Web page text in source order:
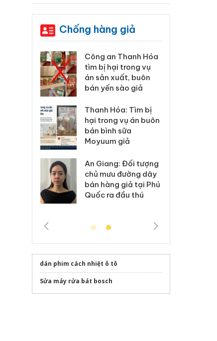
Chống hàng giả
Hóa
vụ
buôn
giả
Tìm bị
tượng
dây
tại Phú
thú
Lào Cai xử lý 83 vụ vi
phạm thương mại
trong tháng 7
Hưng Yên: Xử lý 6 hộ
kinh doanh bán hàng
giả mạo nhãn hiệu
Adidas, Nike
Cà Mau: Tiêu hủy
công khai hàng ngàn
sản phẩm nhập lậu,
bảo vệ môi trường
dán phim cách nhiệt ô tô
Sửa máy rửa bát bosch